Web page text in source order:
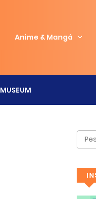
Anime & Mangá
MUSEUM